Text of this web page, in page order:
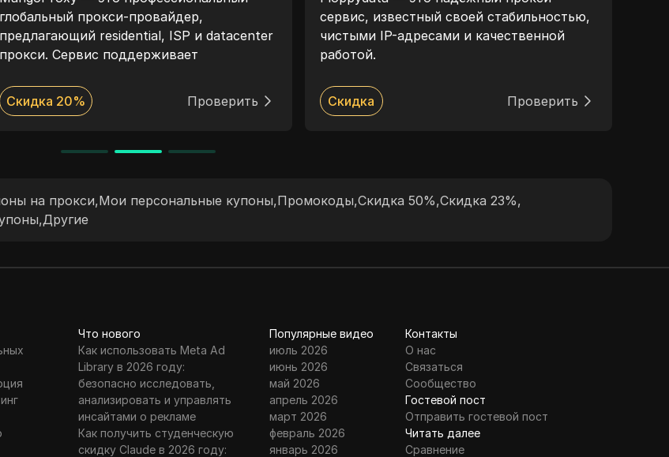
глобальный прокси-провайдер,
предлагающий residential, ISP и datacenter
прокси. Сервис поддерживает
протоколы HTTP и SOCKS5, гибкие
модели оплаты и широкое географическое
скрапинга, рекламных платформ, SEO,
Скидка 20% Проверить
сервис, известный своей стабильностью,
чистыми IP-адресами и качественной
работой.
Скидка Проверить
на прокси,Мои персональные купоны,Промокоды,Скидка 50%,Скидка 23%,
,Другие
Что нового
Как использовать Meta Ad
Library в 2026 году:
безопасно исследовать,
анализировать и управлять
инсайтами о рекламе
Как получить студенческую
скидку Claude в 2026 году:
Популярные видео
июль 2026
июнь 2026
май 2026
апрель 2026
март 2026
февраль 2026
январь 2026
Контакты
О нас
Связаться
Сообщество
Гостевой пост
Отправить гостевой пост
Читать далее
Сравнение